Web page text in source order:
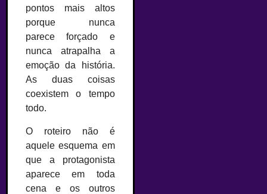
pontos mais altos
porque nunca
parece forçado e
nunca atrapalha a
emoção da história.
As duas coisas
coexistem o tempo
todo.
O roteiro não é
aquele esquema em
que a protagonista
aparece em toda
cena e os outros